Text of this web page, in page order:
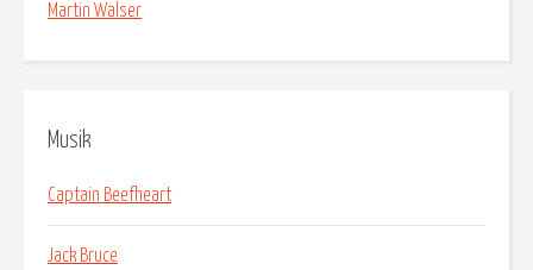
Martin Walser
Musik
Captain Beefheart
Jack Bruce